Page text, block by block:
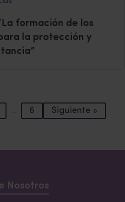
formación de los
la protección y
… 6 Siguiente »
Nosotros